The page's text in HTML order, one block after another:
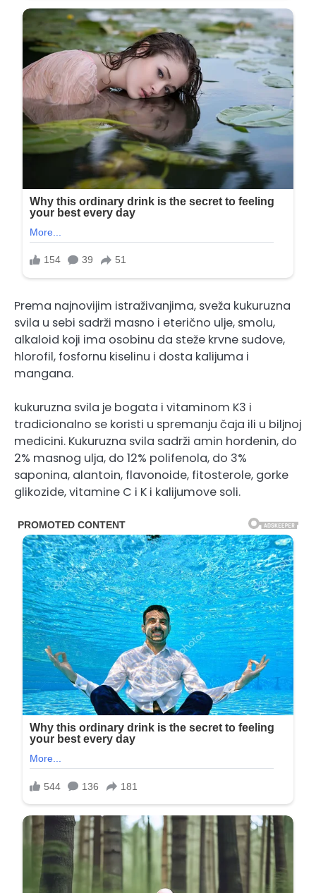
Prema najnovijim istraživanjima, sveža kukuruzna
svila u sebi sadrži masno i eterično ulje, smolu,
alkaloid koji ima osobinu da steže krvne sudove,
hlorofil, fosfornu kiselinu i dosta kalijuma i
mangana.
kukuruzna svila je bogata i vitaminom K3 i
tradicionalno se koristi u spremanju čaja ili u biljnoj
medicini. Kukuruzna svila sadrži amin hordenin, do
2% masnog ulja, do 12% polifenola, do 3%
saponina, alantoin, flavonoide, fitosterole, gorke
glikozide, vitamine C i K i kalijumove soli.